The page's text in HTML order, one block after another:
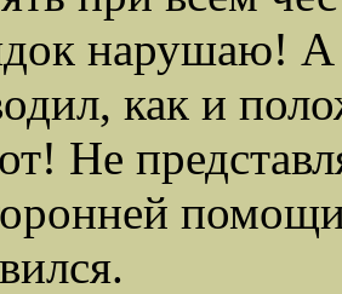
нарушаю! А
как и
Не